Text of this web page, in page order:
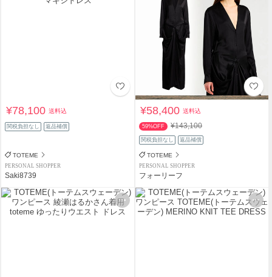
¥78,100送料込
関税負担なし 返品補償
TOTEME
PERSONAL SHOPPER
Saki8739
¥58,400送料込
59%OFF ¥143,100
関税負担なし 返品補償
TOTEME
PERSONAL SHOPPER
フォーリーフ